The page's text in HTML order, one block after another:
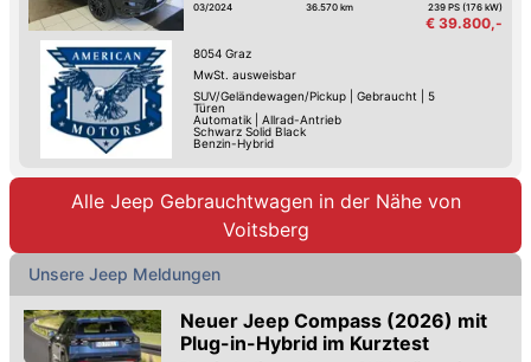
03/2024
36.570 km 239 PS (176 kW)
€ 39.800,-
8054 Graz
MwSt. ausweisbar
SUV/Geländewagen/Pickup| Gebraucht
5
Türen
Automatik| Allrad-Antrieb
Schwarz Solid Black
Benzin-Hybrid
Alle Jeep Gebrauchtwagen in der Nähe von
Voitsberg
Unsere Jeep Meldungen
Neuer Jeep Compass (2026) mit
Plug-in-Hybrid im Kurztest